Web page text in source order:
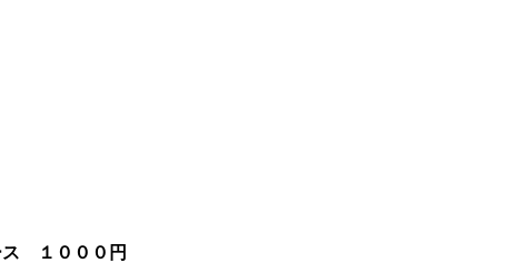
１０００円